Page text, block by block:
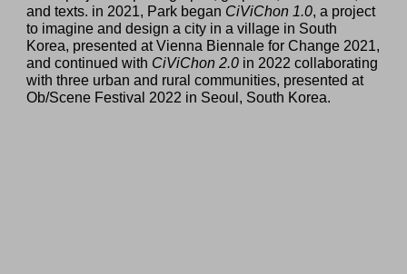
and texts. in 2021, Park began CiViChon 1.0, a project
to imagine and design a city in a village in South
Korea, presented at Vienna Biennale for Change 2021,
and continued with CiViChon 2.0 in 2022 collaborating
with three urban and rural communities, presented at
Ob/Scene Festival 2022 in Seoul, South Korea.